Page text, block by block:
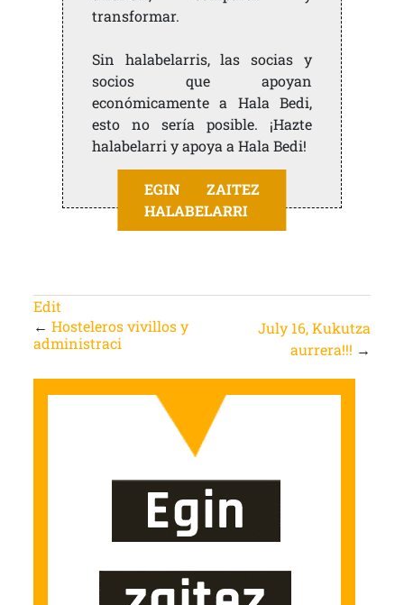
transformar.
Sin halabelarris, las socias y
socios que apoyan
económicamente a Hala Bedi,
esto no sería posible. ¡Hazte
halabelarri y apoya a Hala Bedi!
EGIN ZAITEZ
HALABELARRI
Edit
← Hosteleros vivillos y
administraci
July 16, Kukutza
aurrera!!! →